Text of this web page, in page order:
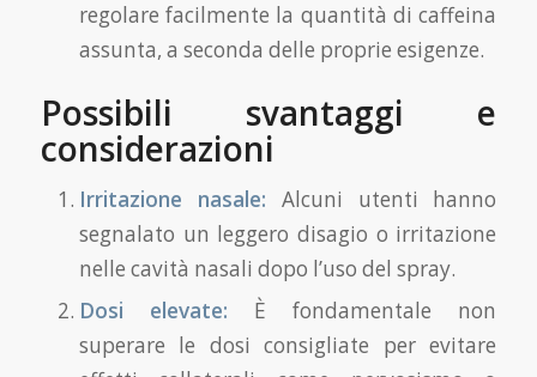
regolare facilmente la quantità di caffeina
assunta, a seconda delle proprie esigenze.
Possibili svantaggi e
considerazioni
Irritazione nasale: Alcuni utenti hanno
segnalato un leggero disagio o irritazione
nelle cavità nasali dopo l’uso del spray.
Dosi elevate: È fondamentale non
superare le dosi consigliate per evitare